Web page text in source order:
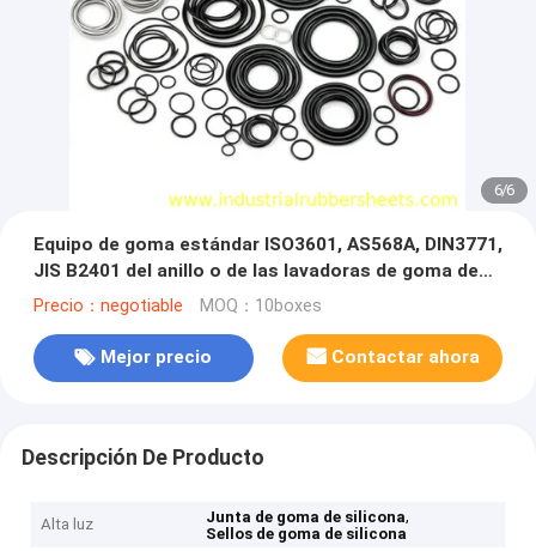
1/6
Equipo de goma estándar ISO3601, AS568A, DIN3771,
JIS B2401 del anillo o de las lavadoras de goma de
silicona
Precio：negotiable MOQ：10boxes
Mejor precio Contactar ahora
Descripción De Producto
Alta luz Junta de goma de silicona,
Sellos de goma de silicona